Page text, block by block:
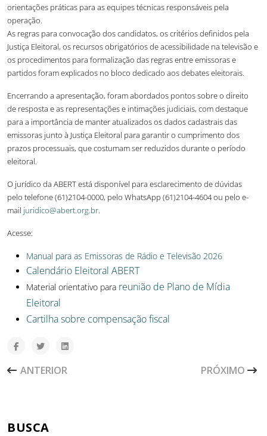
orientações práticas para as equipes técnicas responsáveis pela
operação.
As regras para convocação dos candidatos, os critérios definidos pela
Justiça Eleitoral, os recursos obrigatórios de acessibilidade na televisão e
os procedimentos para formalização das regras entre emissoras e
partidos foram explicados no bloco dedicado aos debates eleitorais.
Encerrando a apresentação, foram abordados pontos sobre o direito
de resposta e as representações e intimações judiciais, com destaque
para a importância de manter atualizados os dados cadastrais das
emissoras junto à Justiça Eleitoral para garantir o cumprimento dos
prazos processuais, que costumam ser reduzidos durante o período
eleitoral.
O jurídico da ABERT está disponível para esclarecimento de dúvidas
pelo telefone (61)2104-0000, pelo WhatsApp (61)2104-4604 ou pelo e-
mail juridico@abert.org.br.
Acesse:
Manual para as Emissoras de Rádio e Televisão 2026
Calendário Eleitoral ABERT
Material orientativo para reunião de Plano de Mídia
Eleitoral
Cartilha sobre compensação fiscal
ARTIGO ANTERIOR: DIÁLOGOS ABERT: INTEGRIDADE E
ANTERIOR PRÓXIMO
PRÓXIMO
BUSCA